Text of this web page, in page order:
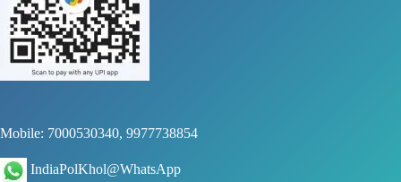
Mobile: 7000530340, 9977738854
IndiaPolKhol@WhatsApp